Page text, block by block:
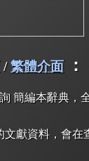
/繁體介面 ：
簡編本辭典，
文獻資料，會在